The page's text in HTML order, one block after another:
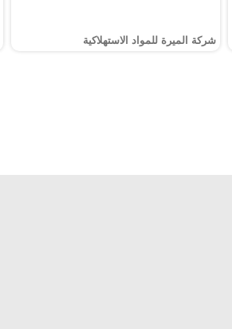
شركة الميرة للمواد الاستهلاكية